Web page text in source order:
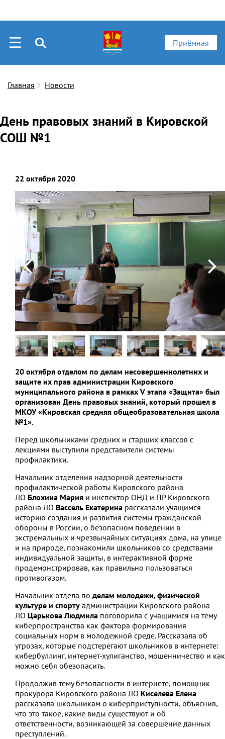
Приёмная
Главная Новости
День правовых знаний в Кировской
СОШ №1
22 октября 2020
Скачать фото
20 октября отделом по делам несовершеннолетних и
защите их прав администрации Кировского
муниципального района в рамках V этапа «Защита» был
организован День правовых знаний, который прошел в
МКОУ «Кировская средняя общеобразовательная школа
№1».
Перед школьниками средних и старших классов с
лекциями выступили представители системы
профилактики.
Начальник отделения надзорной деятельности
профилактической работы Кировского района
ЛО Блохина Мария и инспектор ОНД и ПР Кировского
района ЛО Вассель Екатерина рассказали учащимся
историю создания и развития системы гражданской
обороны в России, о безопасном поведении в
экстремальных и чрезвычайных ситуациях дома, на улице
и на природе, познакомили школьников со средствами
индивидуальной защиты, в интерактивной форме
продемонстрировав, как правильно пользоваться
противогазом.
Начальник отдела по делам молодежи, физической
культуре и спорту администрации Кировского района
ЛО Царькова Людмила поговорила с учащимися на тему
киберпространства как фактора формирования
социальных норм в молодежной среде. Рассказала об
угрозах, которые подстерегают школьников в интернете:
кибербуллинг, интернет-хулиганство, мошенничество и как
можно себя обезопасить.
Продолжив тему безопасности в интернете, помощник
прокурора Кировского района ЛО Киселева Елена
рассказала школьникам о киберприступности, объяснив,
что это такое, какие виды существуют и об
ответственности, возникающей за совершение данных
преступлений.